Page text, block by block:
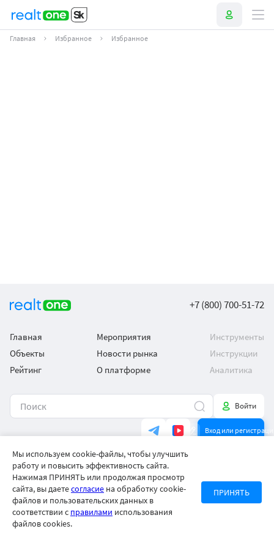
Главная Избранное Избранное
+7 (800) 700-51-72
Главная
Объекты
Рейтинг
Мероприятия
Новости рынка
О платформе
Инструменты
Инструкции
Аналитика
Войти
Вход или
Загрузить в
App Store
*Информация на сайте носит исключительно справочный характер и не
является публичной офертой.
Политика конфиденциальности
Мы используем cookie-файлы, чтобы улучшить
работу и повысить эффективность сайта.
Нажимая ПРИНЯТЬ или продолжая просмотр
сайта, вы даетесогласие на обработку cookie-
файлов и пользовательских данных в
соответствии с правилами использования
файлов cookies.
ПРИНЯТЬ